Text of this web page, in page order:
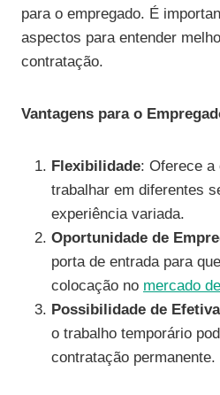
para o empregado. É
aspectos para entender
contratação.
Vantagens para o
Flexibilidade: Oferece a
trabalhar em diferentes
experiência variada.
Oportunidade de
porta de entrada para
colocação no mercado
Possibilidade de
o trabalho temporário
contratação permanente.